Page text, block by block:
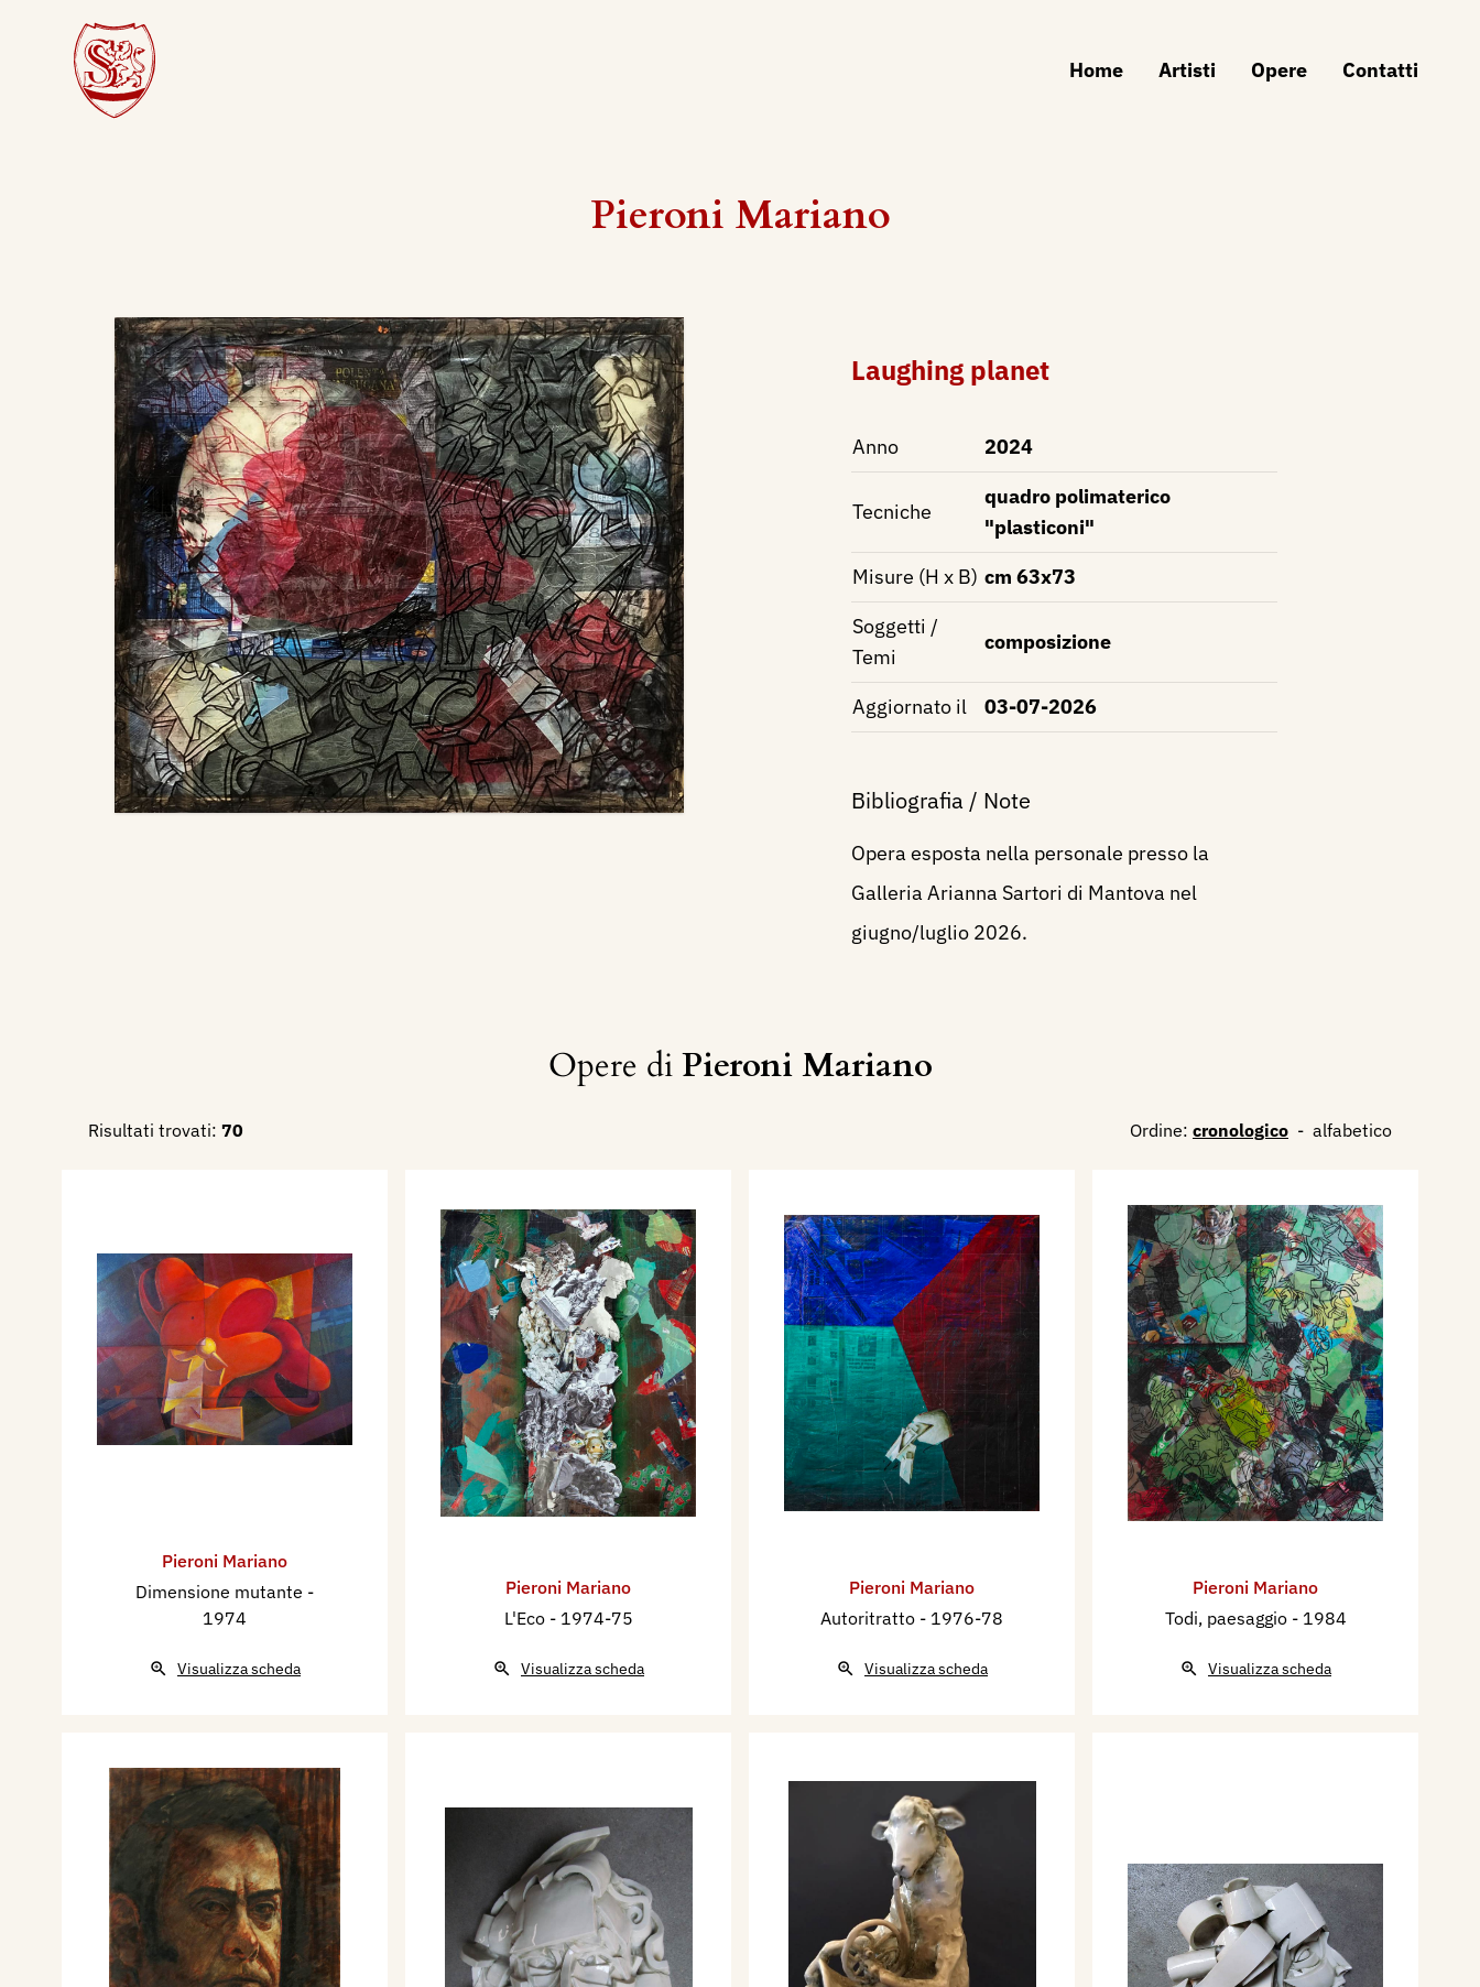
Home Artisti Opere Contatti
Pieroni Mariano
Laughing planet
Anno 2024
Tecniche
quadro polimaterico
"plasticoni"
Misure (H x B) cm 63x73
Soggetti /
Temi
composizione
Aggiornato il 03-07-2026
Bibliografia / Note
Opera esposta nella personale presso la
Galleria Arianna Sartori di Mantova nel
giugno/luglio 2026.
Opere diPieroni Mariano
Risultati trovati: 70 Ordine: cronologico - alfabetico
Pieroni Mariano
Dimensione mutante -
1974
Visualizza scheda
Pieroni Mariano
L'Eco - 1974-75
Visualizza scheda
Pieroni Mariano
Autoritratto - 1976-78
Visualizza scheda
Pieroni Mariano
Todi, paesaggio - 1984
Visualizza scheda